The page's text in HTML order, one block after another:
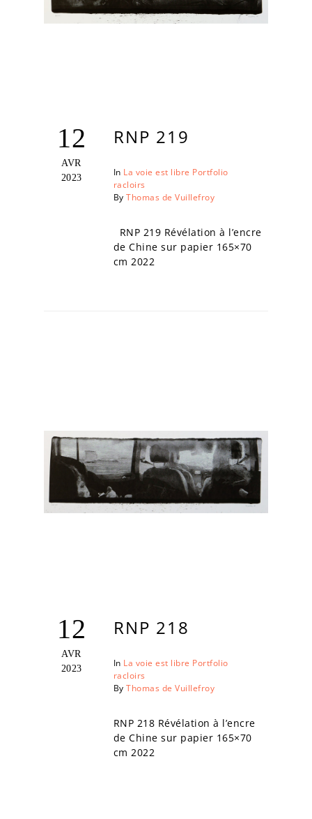
12
AVR
2023
RNP 219
In La voie est libre Portfolio
racloirs
ByThomas de Vuillefroy
RNP 219 Révélation à l’encre
de Chine sur papier 165×70
cm 2022
12
AVR
2023
RNP 218
In La voie est libre Portfolio
racloirs
ByThomas de Vuillefroy
RNP 218 Révélation à l’encre
de Chine sur papier 165×70
cm 2022